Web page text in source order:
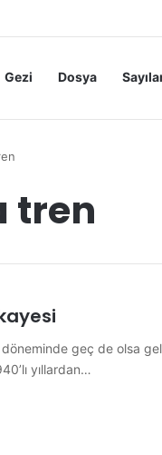
Gezi Dosya
tren
döneminde geç de olsa
yıllardan…